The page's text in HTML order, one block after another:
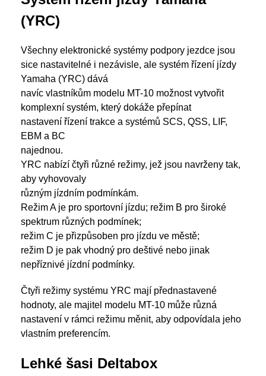
(YRC)
Všechny elektronické systémy podpory jezdce jsou
sice nastavitelné i nezávisle, ale systém řízení jízdy
Yamaha (YRC) dává
navíc vlastníkům modelu MT-10 možnost vytvořit
komplexní systém, který dokáže přepínat
nastavení řízení trakce a systémů SCS, QSS, LIF,
EBM a BC
najednou.
YRC nabízí čtyři různé režimy, jež jsou navrženy tak,
aby vyhovovaly
různým jízdním podmínkám.
Režim A je pro sportovní jízdu; režim B pro široké
spektrum různých podmínek;
režim C je přizpůsoben pro jízdu ve městě;
režim D je pak vhodný pro deštivé nebo jinak
nepříznivé jízdní podmínky.
Čtyři režimy systému YRC mají přednastavené
hodnoty, ale majitel modelu MT-10 může různá
nastavení v rámci režimu měnit, aby odpovídala jeho
vlastním preferencím.
Lehké šasi Deltabox